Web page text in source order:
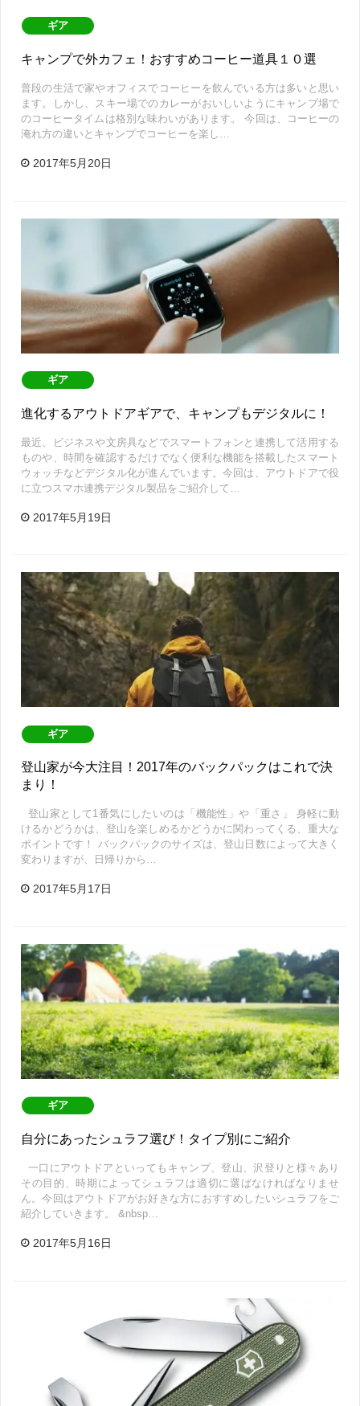
ギア
キャンプで外カフェ！おすすめコーヒー道具１０選
普段の生活で家やオフィスでコーヒーを飲んでいる方は多いと思い
ます。しかし、スキー場でのカレーがおいしいようにキャンプ場で
のコーヒータイムは格別な味わいがあります。 今回は、コーヒーの
淹れ方の違いとキャンプでコーヒーを楽し…
2017年5月20日
ギア
進化するアウトドアギアで、キャンプもデジタルに！
最近、ビジネスや文房具などでスマートフォンと連携して活用する
ものや、時間を確認するだけでなく便利な機能を搭載したスマート
ウォッチなどデジタル化が進んでいます。今回は、アウトドアで役
に立つスマホ連携デジタル製品をご紹介して…
2017年5月19日
ギア
登山家が今大注目！2017年のバックパックはこれで決
まり！
登山家として1番気にしたいのは「機能性」や「重さ」 身軽に動
けるかどうかは、登山を楽しめるかどうかに関わってくる、重大な
ポイントです！ バックパックのサイズは、登山日数によって大きく
変わりますが、日帰りから…
2017年5月17日
ギア
自分にあったシュラフ選び！タイプ別にご紹介
一口にアウトドアといってもキャンプ、登山、沢登りと様々あり
その目的、時期によってシュラフは適切に選ばなければなりませ
ん。今回はアウトドアがお好きな方におすすめしたいシュラフをご
紹介していきます。 &nbsp…
2017年5月16日